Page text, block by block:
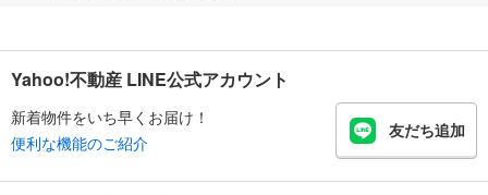
Yahoo!不動産 LINE公式アカウント
新着物件をいち早くお届け！
便利な機能のご紹介
友だち追加